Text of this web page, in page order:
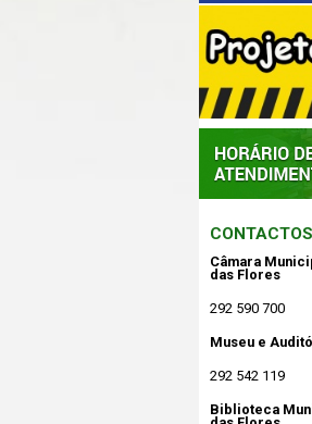
CONTACTOS
Câmara
das Flores
292 590 700
Museu e
292 542 119
Biblioteca